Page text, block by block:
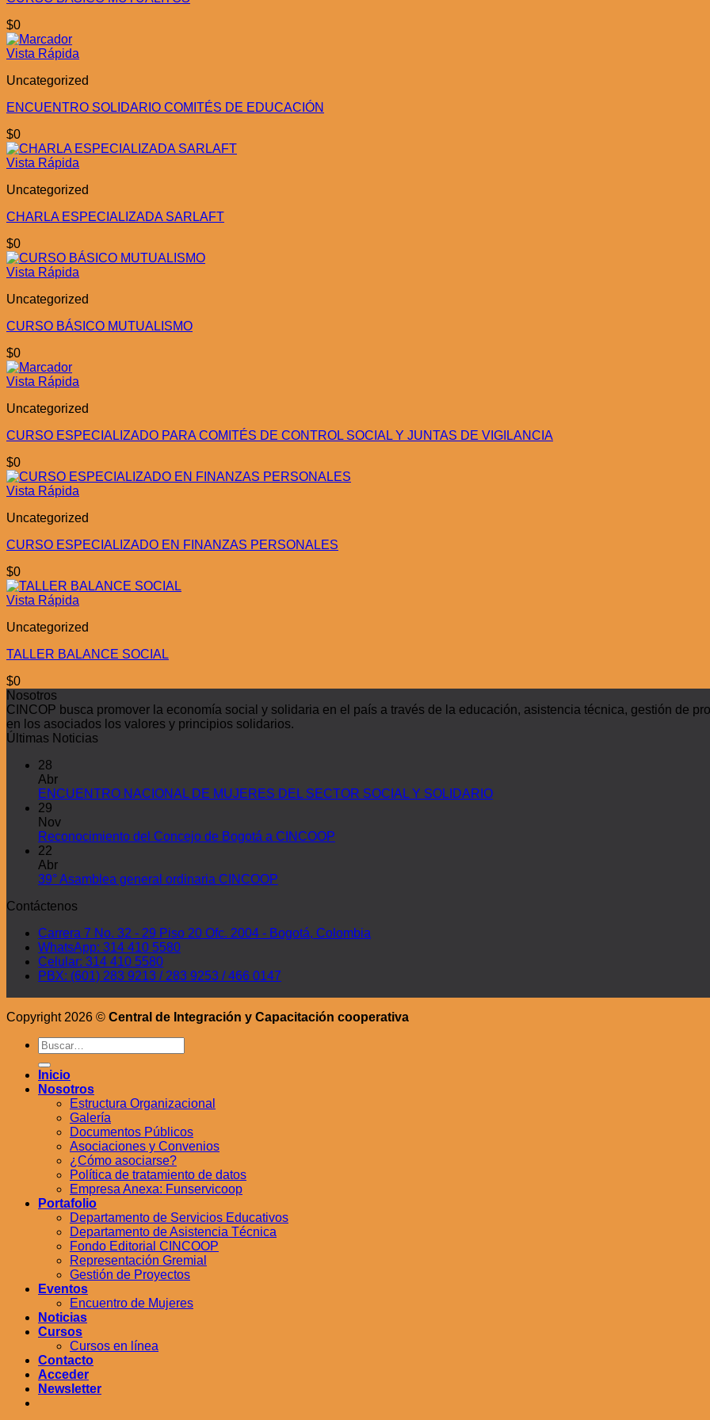
$0
Vista Rápida
Uncategorized
ENCUENTRO SOLIDARIO COMITÉS DE EDUCACIÓN
$0
Vista Rápida
Uncategorized
CHARLA ESPECIALIZADA SARLAFT
$0
Vista Rápida
Uncategorized
CURSO BÁSICO MUTUALISMO
$0
Vista Rápida
Uncategorized
CURSO ESPECIALIZADO PARA COMITÉS DE CONTROL SOCIAL Y JUNTAS DE VIGILANCIA
$0
Vista Rápida
Uncategorized
CURSO ESPECIALIZADO EN FINANZAS PERSONALES
$0
Vista Rápida
Uncategorized
TALLER BALANCE SOCIAL
$0
Nosotros
CINCOP busca promover la economía social y solidaria en el país a través de la educación, asistencia técnica, gestión de
en los asociados los valores y principios solidarios.
Últimas Noticias
28
Abr
ENCUENTRO NACIONAL DE MUJERES DEL SECTOR SOCIAL Y SOLIDARIO
29
Nov
Reconocimiento del Concejo de Bogotá a CINCOOP
22
Abr
39° Asamblea general ordinaria CINCOOP
Contáctenos
Carrera 7 No. 32 - 29 Piso 20 Ofc. 2004 - Bogotá, Colombia
WhatsApp: 314 410 5580
Celular: 314 410 5580
PBX: (601) 283 9213 / 283 9253 / 466 0147
Copyright 2026 © Central de Integración y Capacitación cooperativa
Buscar
por:
Inicio
Nosotros
Estructura Organizacional
Galería
Documentos Públicos
Asociaciones y Convenios
¿Cómo asociarse?
Política de tratamiento de datos
Empresa Anexa: Funservicoop
Portafolio
Departamento de Servicios Educativos
Departamento de Asistencia Técnica
Fondo Editorial CINCOOP
Representación Gremial
Gestión de Proyectos
Eventos
Encuentro de Mujeres
Noticias
Cursos
Cursos en línea
Contacto
Acceder
Newsletter